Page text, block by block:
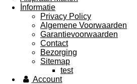
İnformatie
Privacy Policy
Algemene Voorwaarden
Garantievoorwaarden
Contact
Bezorging
Sitemap
test
Account